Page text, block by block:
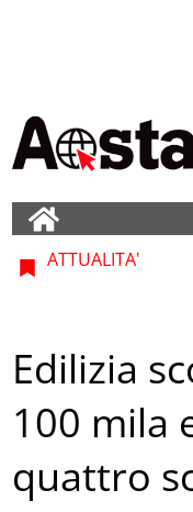
ATTUALITA'
Edilizia
100 mila
quattro